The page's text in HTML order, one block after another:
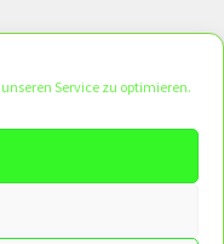
Service zu optimieren.
WooCommerce
— no orders